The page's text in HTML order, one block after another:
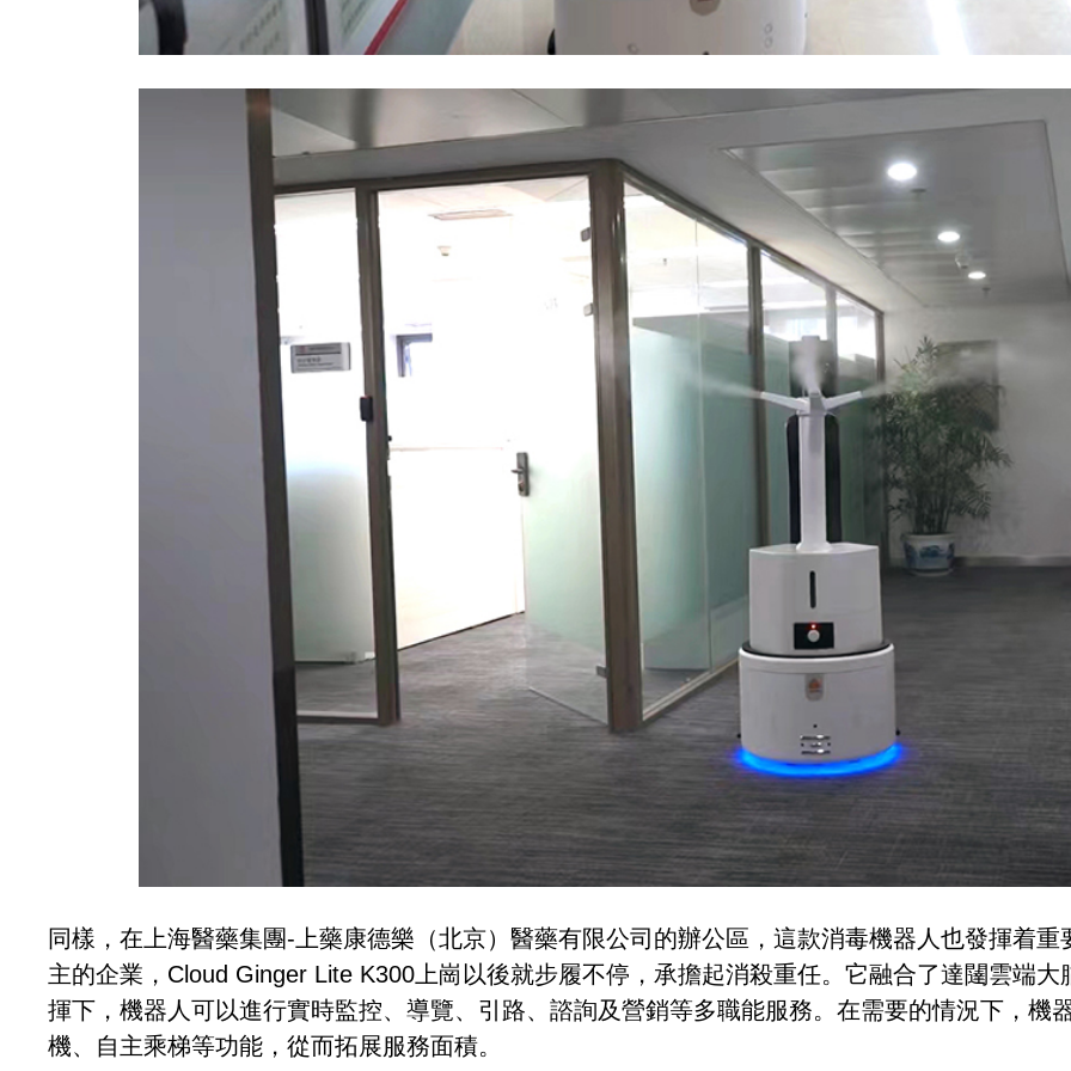
同樣，在上海醫藥集團-上藥康德樂（北京）醫藥有限公司的辦公區，這款消毒機器人也發揮着
主的企業，Cloud Ginger Lite K300上崗以後就步履不停，承擔起消殺重任。它融合了達闥雲端
揮下，機器人可以進行實時監控、導覽、引路、諮詢及營銷等多職能服務。在需要的情況下，機
機、自主乘梯等功能，從而拓展服務面積。